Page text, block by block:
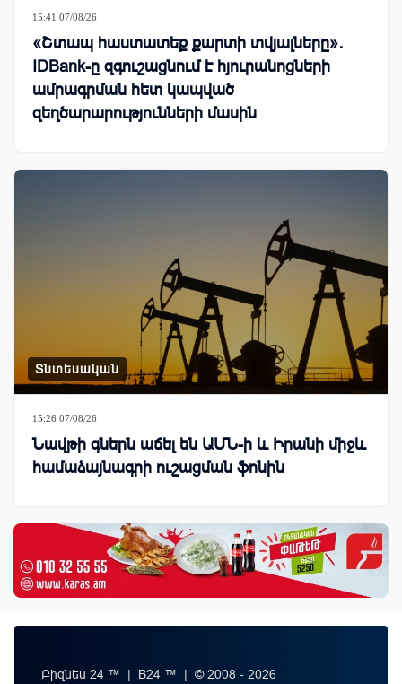
15:41 07/08/26
«Շտապ հաստատեք քարտի տվյալները»․
IDBank-ը զգուշացնում է հյուրանոցների
ամրագրման հետ կապված
զեղծարարությունների մասին
Տնտեսական
15:26 07/08/26
Նավթի գներն աճել են ԱՄՆ-ի և Իրանի միջև
համաձայնագրի ուշացման ֆոնին
Բիզնես 24 ™ | B24 ™ | © 2008 - 2026